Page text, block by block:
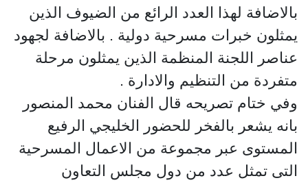
بالاضافة لهذا العدد الرائع من الضيوف الذين
يمثلون خبرات مسرحية دولية . بالاضافة لجهود
عناصر اللجنة المنظمة الذين يمثلون مرحلة
متفردة من التنظيم والادارة .
وفي ختام تصريحه قال الفنان محمد المنصور
بانه يشعر بالفخر للحضور الخليجي الرفيع
المستوى عبر مجموعة من الاعمال المسرحية
التى تمثل عدد من دول مجلس التعاون